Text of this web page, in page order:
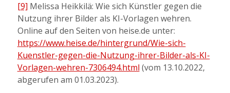
[9] Melissa Heikkilä: Wie sich Künstler gegen die
Nutzung ihrer Bilder als KI-Vorlagen wehren.
Online auf den Seiten von heise.de unter:
https://www.heise.de/hintergrund/Wie-sich-
Kuenstler-gegen-die-Nutzung-ihrer-Bilder-als-KI-
Vorlagen-wehren-7306494.html (vom 13.10.2022,
abgerufen am 01.03.2023).